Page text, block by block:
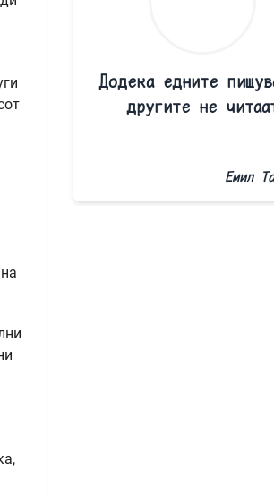
Додека едните
другите не
Емил